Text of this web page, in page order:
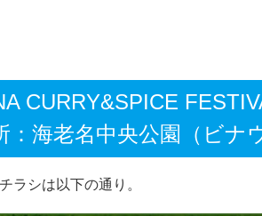
CURRY&SPICE
：海老名中央公園（ビナ
ラシは以下の通り。